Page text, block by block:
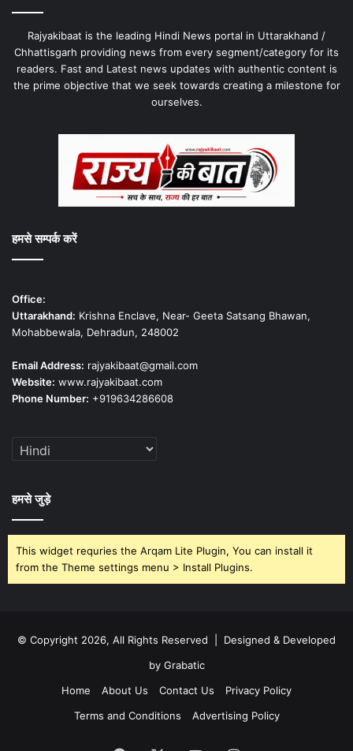
Rajyakibaat is the leading Hindi News portal in Uttarakhand /
Chhattisgarh providing news from every segment/category for its
readers. Fast and Latest news updates with authentic content is
the prime objective that we seek towards creating a milestone for
ourselves.
हमसे सम्पर्क करें
Office:
Uttarakhand: Krishna Enclave, Near- Geeta Satsang Bhawan,
Mohabbewala, Dehradun, 248002
Email Address: rajyakibaat@gmail.com
Website: www.rajyakibaat.com
Phone Number: +919634286608
हमसे जुड़े
This widget requries the Arqam Lite Plugin, You can install it
from the Theme settings menu > Install Plugins.
© Copyright 2026, All Rights Reserved | Designed & Developed
by Grabatic
Home
About Us Contact Us
Privacy Policy
Terms and Conditions
Advertising Policy